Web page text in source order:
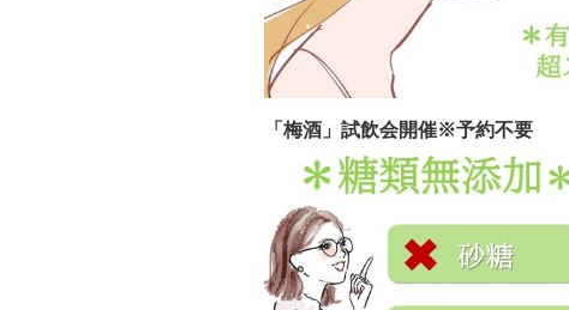
「梅酒」試飲会開催※予約不要